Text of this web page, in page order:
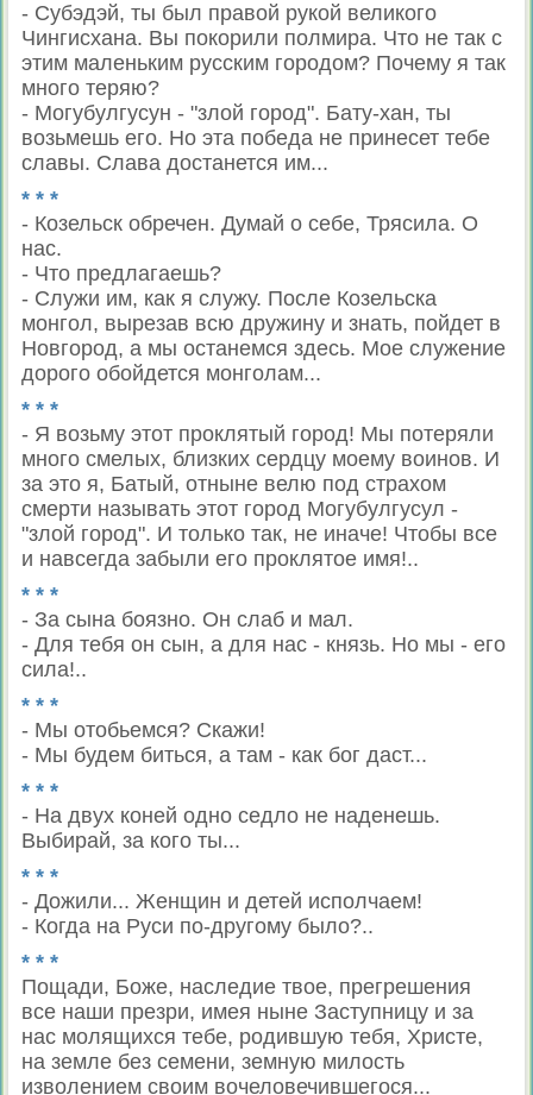
- Субэдэй, ты был правой рукой великого
Чингисхана. Вы покорили полмира. Что не так с
этим маленьким русским городом? Почему я так
много теряю?
- Могубулгусун - "злой город". Бату-хан, ты
возьмешь его. Но эта победа не принесет тебе
славы. Слава достанется им...
* * *
- Козельск обречен. Думай о себе, Трясила. О
нас.
- Что предлагаешь?
- Служи им, как я служу. После Козельска
монгол, вырезав всю дружину и знать, пойдет в
Новгород, а мы останемся здесь. Мое служение
дорого обойдется монголам...
* * *
- Я возьму этот проклятый город! Мы потеряли
много смелых, близких сердцу моему воинов. И
за это я, Батый, отныне велю под страхом
смерти называть этот город Могубулгусул -
"злой город". И только так, не иначе! Чтобы все
и навсегда забыли его проклятое имя!..
* * *
- За сына боязно. Он слаб и мал.
- Для тебя он сын, а для нас - князь. Но мы - его
сила!..
* * *
- Мы отобьемся? Скажи!
- Мы будем биться, а там - как бог даст...
* * *
- На двух коней одно седло не наденешь.
Выбирай, за кого ты...
* * *
- Дожили... Женщин и детей исполчаем!
- Когда на Руси по-другому было?..
* * *
Пощади, Боже, наследие твое, прегрешения
все наши презри, имея ныне Заступницу и за
нас молящихся тебе, родившую тебя, Христе,
на земле без семени, земную милость
изволением своим вочеловечившегося...